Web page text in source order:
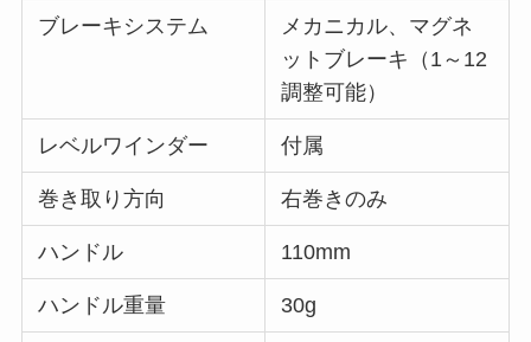
ブレーキシステム
メカニカル、マグネ
ットブレーキ（1～12
調整可能）
レベルワインダー 付属
巻き取り方向 右巻きのみ
ハンドル 110mm
ハンドル重量 30g